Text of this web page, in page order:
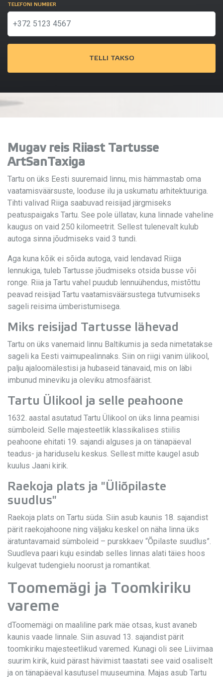
TELEFONI NUMBER
TELLI TAKSO
Mugav reis Riiast Tartusse
ArtSanTaxiga
Tartu on üks Eesti suuremaid linnu, mis hämmastab oma
vaatamisväärsuste, looduse ilu ja uskumatu arhitektuuriga.
Tihti valivad Riiga saabuvad reisijad järgmiseks
peatuspaigaks Tartu. See pole üllatav, kuna linnade vaheline
kaugus on vaid 250 kilomeetrit. Sellest tulenevalt kulub
autoga sinna jõudmiseks vaid 3 tundi.
Aga kuna kõik ei sõida autoga, vaid lendavad Riiga
lennukiga, tuleb Tartusse jõudmiseks otsida busse või
ronge. Riia ja Tartu vahel puudub lennuühendus, mistõttu
peavad reisijad Tartu vaatamisväärsustega tutvumiseks
sageli reisima ümberistumisega.
Miks reisijad Tartusse lähevad
Tartu on üks vanemaid linnu Baltikumis ja seda nimetatakse
sageli ka Eesti vaimupealinnaks. Siin on riigi vanim ülikool,
palju ajaloomälestisi ja hubaseid tänavaid, mis on läbi
imbunud mineviku ja oleviku atmosfäärist.
Tartu Ülikool ja selle peahoone
1632. aastal asutatud Tartu Ülikool on üks linna peamisi
sümboleid. Selle majesteetlik klassikalises stiilis
peahoone ehitati 19. sajandi alguses ja on tänapäeval
teadus- ja hariduselu keskus. Sellest mitte kaugel asub
kuulus Jaani kirik.
Raekoja plats ja "Üliõpilaste
suudlus"
Raekoja plats on Tartu süda. Siin asub kaunis 18. sajandist
pärit raekojahoone ning väljaku keskel on näha linna üks
äratuntavamaid sümboleid – purskkaev “Õpilaste suudlus”.
Suudleva paari kuju esindab selles linnas alati täies hoos
kulgevat tudengielu noorust ja romantikat.
Toomemägi ja Toomkiriku
vareme
dToomemägi on maaliline park mäe otsas, kust avaneb
kaunis vaade linnale. Siin asuvad 13. sajandist pärit
toomkiriku majesteetlikud varemed. Kunagi oli see Liivimaa
suurim kirik, kuid pärast hävimist taastati see vaid osaliselt
ja on tänapäeval kasutusel muuseumina. Majas asub Tartu